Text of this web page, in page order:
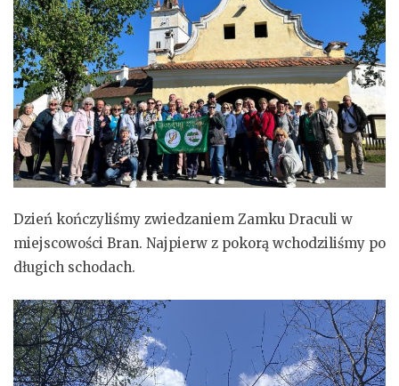
Dzień kończyliśmy zwiedzaniem Zamku Draculi w
miejscowości Bran. Najpierw z pokorą wchodziliśmy po
długich schodach.